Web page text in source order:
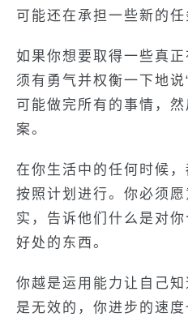
可能还在承担一些新的任
如果你想要取得一些真
须有勇气并权衡一下地
可能做完所有的事情，
案。
在你生活中的任何时候
按照计划进行。你必须
实，告诉他们什么是对
好处的东西。
你越是运用能力让自己
是无效的，你进步的速度